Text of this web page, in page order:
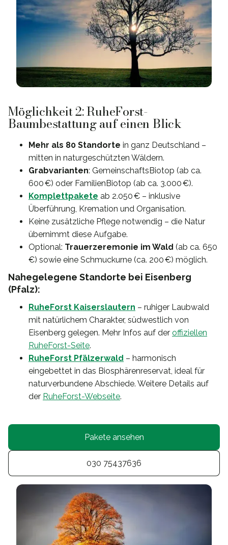
Möglichkeit 2: RuheForst-
Baumbestattung auf einen Blick
Mehr als 80 Standorte in ganz Deutschland –
mitten in naturgeschützten Wäldern.
Grabvarianten: GemeinschaftsBiotop (ab ca.
600 €) oder FamilienBiotop (ab ca. 3.000 €).
Komplettpakete ab 2.050 € – inklusive
Überführung, Kremation und Organisation.
Keine zusätzliche Pflege notwendig – die Natur
übernimmt diese Aufgabe.
Optional: Trauerzeremonie im Wald (ab ca. 650
€) sowie eine Schmuckurne (ca. 200 €) möglich.
Nahegelegene Standorte bei Eisenberg
(Pfalz):
RuheForst Kaiserslautern – ruhiger Laubwald
mit natürlichem Charakter, südwestlich von
Eisenberg gelegen. Mehr Infos auf der offiziellen
RuheForst-Seite.
RuheForst Pfälzerwald – harmonisch
eingebettet in das Biosphärenreservat, ideal für
naturverbundene Abschiede. Weitere Details auf
der RuheForst-Webseite.
Pakete ansehen
030 75437636